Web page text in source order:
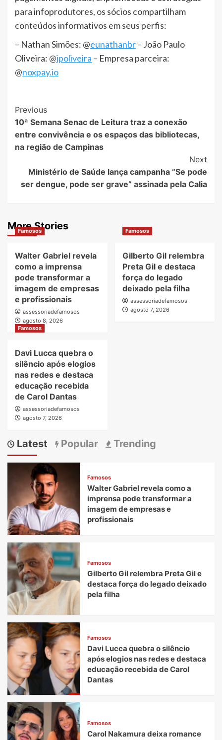
para infoprodutores, os sócios compartilham
conteúdos informativos em seus perfis:
– Nathan Simões: @eunathanbr– João Paulo
Oliveira: @jpoliveira – Empresa parceira:
@noxpay.io
Post
Navigation
Previous
10ª Semana Senac de Leitura traz a conexão
entre convivência e os espaços das bibliotecas,
na região de Campinas
Next
Ministério de Saúde lança campanha “Se pode
ser dengue, pode ser grave” assinada pela Calia
More Stories
Famosos
Walter Gabriel revela
como a imprensa
pode transformar a
imagem de empresas
e profissionais
assessoriadefamosos
agosto 8, 2026
Famosos
Gilberto Gil relembra
Preta Gil e destaca
força do legado
deixado pela filha
assessoriadefamosos
agosto 7, 2026
Famosos
Davi Lucca quebra o
silêncio após elogios
nas redes e destaca
educação recebida
de Carol Dantas
assessoriadefamosos
agosto 7, 2026
Latest Popular Trending
Famosos
Walter Gabriel revela como a
imprensa pode transformar a
imagem de empresas e
profissionais
Famosos
Gilberto Gil relembra Preta Gil e
destaca força do legado deixado
pela filha
Famosos
Davi Lucca quebra o silêncio
após elogios nas redes e destaca
educação recebida de Carol
Dantas
Famosos
Carol Nakamura deixa romance